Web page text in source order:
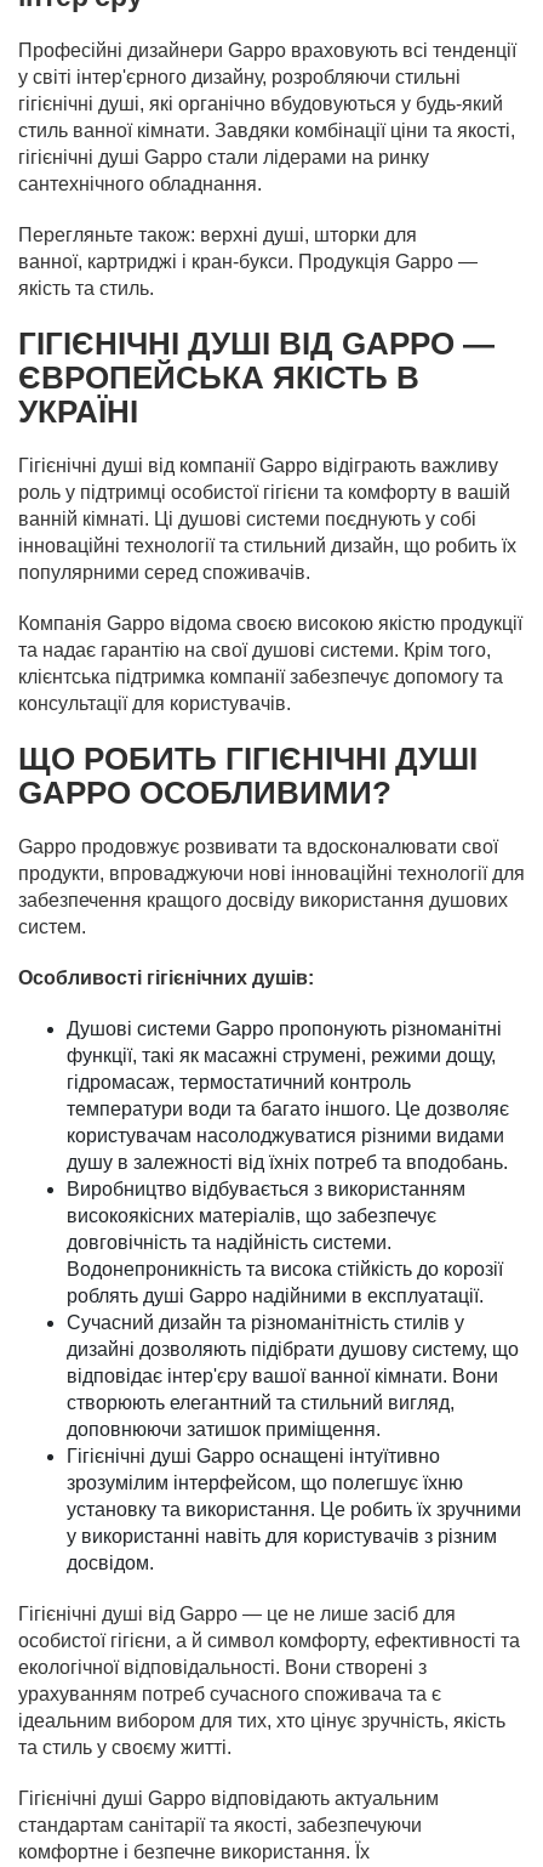
Професійні дизайнери Gappo враховують всі тенденції
у світі інтер'єрного дизайну, розробляючи стильні
гігієнічні душі, які органічно вбудовуються у будь-який
стиль ванної кімнати. Завдяки комбінації ціни та якості,
гігієнічні душі Gappo стали лідерами на ринку
сантехнічного обладнання.
Перегляньте також: верхні душі, шторки для
ванної, картриджі і кран-букси. Продукція Gappo —
якість та стиль.
ГІГІЄНІЧНІ ДУШІ ВІД GAPPO —
ЄВРОПЕЙСЬКА ЯКІСТЬ В
УКРАЇНІ
Гігієнічні душі від компанії Gappo відіграють важливу
роль у підтримці особистої гігієни та комфорту в вашій
ванній кімнаті. Ці душові системи поєднують у собі
інноваційні технології та стильний дизайн, що робить їх
популярними серед споживачів.
Компанія Gappo відома своєю високою якістю продукції
та надає гарантію на свої душові системи. Крім того,
клієнтська підтримка компанії забезпечує допомогу та
консультації для користувачів.
ЩО РОБИТЬ ГІГІЄНІЧНІ ДУШІ
GAPPO ОСОБЛИВИМИ?
Gappo продовжує розвивати та вдосконалювати свої
продукти, впроваджуючи нові інноваційні технології для
забезпечення кращого досвіду використання душових
систем.
Особливості гігієнічних душів:
Душові системи Gappo пропонують різноманітні
функції, такі як масажні струмені, режими дощу,
гідромасаж, термостатичний контроль
температури води та багато іншого. Це дозволяє
користувачам насолоджуватися різними видами
душу в залежності від їхніх потреб та вподобань.
Виробництво відбувається з використанням
високоякісних матеріалів, що забезпечує
довговічність та надійність системи.
Водонепроникність та висока стійкість до корозії
роблять душі Gappo надійними в експлуатації.
Сучасний дизайн та різноманітність стилів у
дизайні дозволяють підібрати душову систему, що
відповідає інтер'єру вашої ванної кімнати. Вони
створюють елегантний та стильний вигляд,
доповнюючи затишок приміщення.
Гігієнічні душі Gappo оснащені інтуїтивно
зрозумілим інтерфейсом, що полегшує їхню
установку та використання. Це робить їх зручними
у використанні навіть для користувачів з різним
досвідом.
Гігієнічні душі від Gappo — це не лише засіб для
особистої гігієни, а й символ комфорту, ефективності та
екологічної відповідальності. Вони створені з
урахуванням потреб сучасного споживача та є
ідеальним вибором для тих, хто цінує зручність, якість
та стиль у своєму житті.
Гігієнічні душі Gappo відповідають актуальним
стандартам санітарії та якості, забезпечуючи
комфортне і безпечне використання. Їх